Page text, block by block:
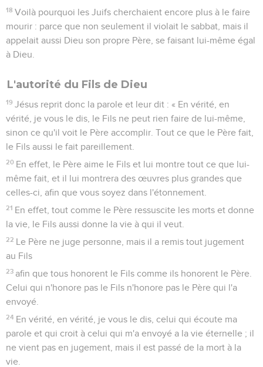
18 Voilà pourquoi les Juifs cherchaient encore plus à le faire
mourir : parce que non seulement il violait le sabbat, mais il
appelait aussi Dieu son propre Père, se faisant lui-même égal
à Dieu.
L'autorité du Fils de Dieu
19 Jésus reprit donc la parole et leur dit : « En vérité, en
vérité, je vous le dis, le Fils ne peut rien faire de lui-même,
sinon ce qu'il voit le Père accomplir. Tout ce que le Père fait,
le Fils aussi le fait pareillement.
20 En effet, le Père aime le Fils et lui montre tout ce que lui-
même fait, et il lui montrera des œuvres plus grandes que
celles-ci, afin que vous soyez dans l'étonnement.
21 En effet, tout comme le Père ressuscite les morts et donne
la vie, le Fils aussi donne la vie à qui il veut.
22 Le Père ne juge personne, mais il a remis tout jugement
au Fils
23 afin que tous honorent le Fils comme ils honorent le Père.
Celui qui n'honore pas le Fils n'honore pas le Père qui l'a
envoyé.
24 En vérité, en vérité, je vous le dis, celui qui écoute ma
parole et qui croit à celui qui m'a envoyé a la vie éternelle ; il
ne vient pas en jugement, mais il est passé de la mort à la
vie.